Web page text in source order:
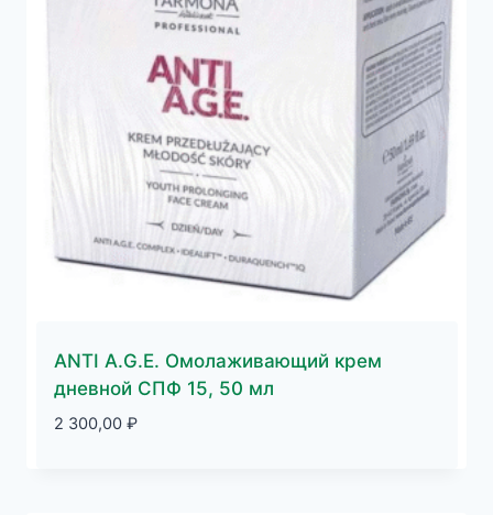
ANTI A.G.E. Омолаживающий крем
дневной СПФ 15, 50 мл
2 300,00 ₽